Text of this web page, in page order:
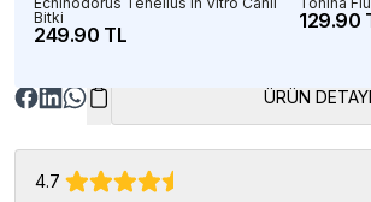
Bitki
249.90 TL
129.90
ÜRÜN DETAYI
4.7